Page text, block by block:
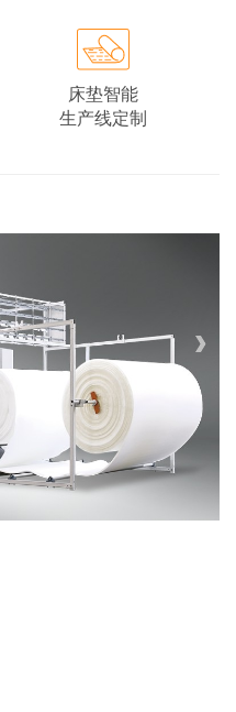
床垫智能
生产线定制